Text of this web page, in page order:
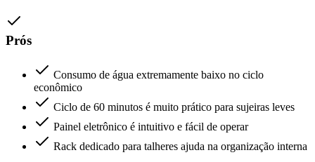
Prós
Consumo de água extremamente baixo no ciclo
econômico
Ciclo de 60 minutos é muito prático para sujeiras leves
Painel eletrônico é intuitivo e fácil de operar
Rack dedicado para talheres ajuda na organização interna